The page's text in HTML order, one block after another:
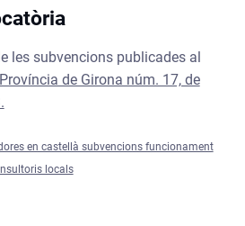
les subvencions publicades al
de Girona núm. 17, de
en castellà subvencions funcionament
locals